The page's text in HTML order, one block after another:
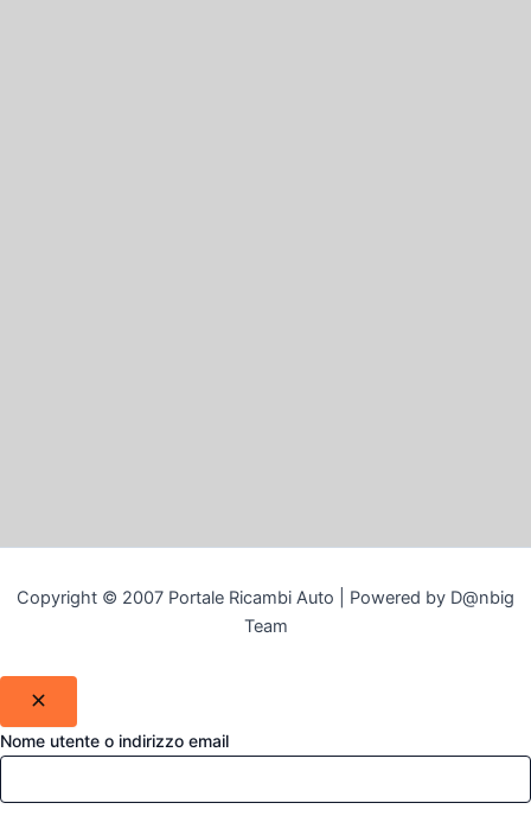
Copyright © 2007 Portale Ricambi Auto | Powered by D@nbig
Team
Nome utente o indirizzo email